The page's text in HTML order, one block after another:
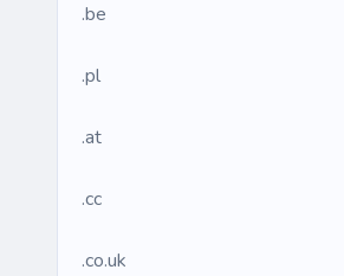
.be
.pl
.at
.cc
.co.uk